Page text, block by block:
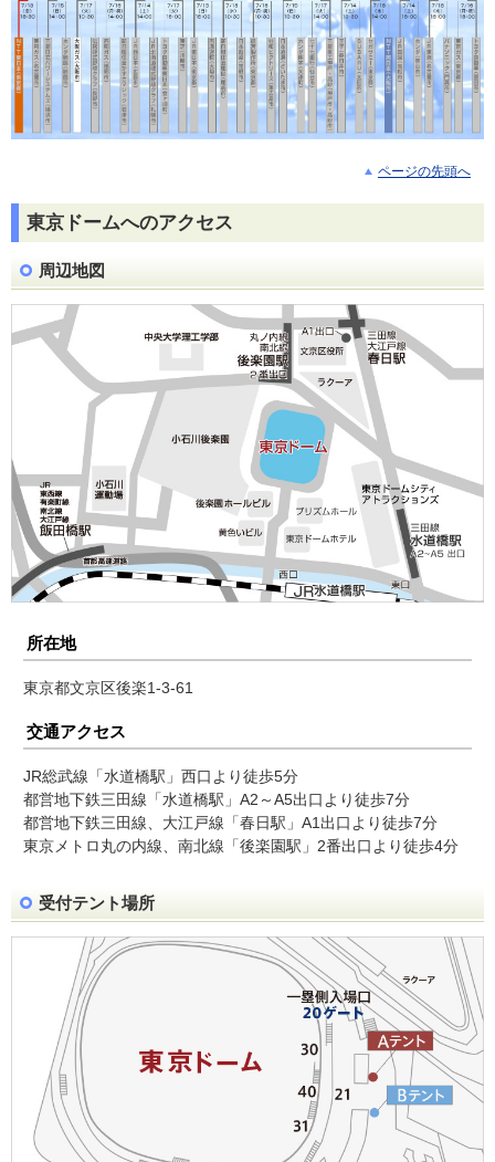
ページの先頭へ
東京ドームへのアクセス
周辺地図
所在地
東京都文京区後楽1-3-61
交通アクセス
JR総武線「水道橋駅」西口より徒歩5分
都営地下鉄三田線「水道橋駅」A2～A5出口より徒歩7分
都営地下鉄三田線、大江戸線「春日駅」A1出口より徒歩7分
東京メトロ丸の内線、南北線「後楽園駅」2番出口より徒歩4分
受付テント場所